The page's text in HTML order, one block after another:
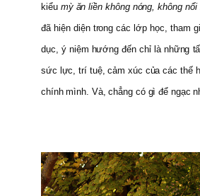
kiểu mỳ ăn liền không nóng, không
đã hiện diện trong các lớp học, tham
dục, ý niệm hướng đến chỉ là những
sức lực, trí tuệ, cảm xúc của các thế
chính mình. Và, chẳng có gì để ngạc